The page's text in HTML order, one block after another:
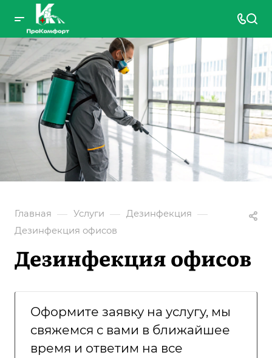
Главная — Услуги — Дезинфекция —
Дезинфекция офисов
Дезинфекция офисов
Оформите заявку на услугу, мы
свяжемся с вами в ближайшее
время и ответим на все